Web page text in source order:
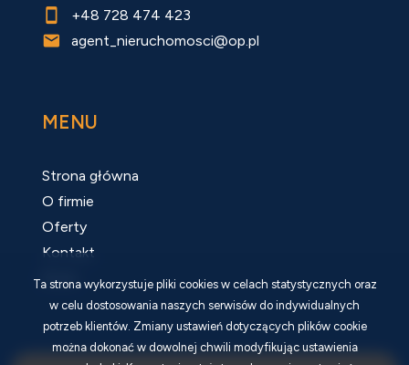
+48 728 474 423
agent_nieruchomosci@op.pl
MENU
Strona główna
O firmie
Oferty
Kontakt
Rodo
Ta strona wykorzystuje pliki cookies w celach statystycznych oraz
w celu dostosowania naszych serwisów do indywidualnych
potrzeb klientów. Zmiany ustawień dotyczących plików cookie
można dokonać w dowolnej chwili modyfikując ustawienia